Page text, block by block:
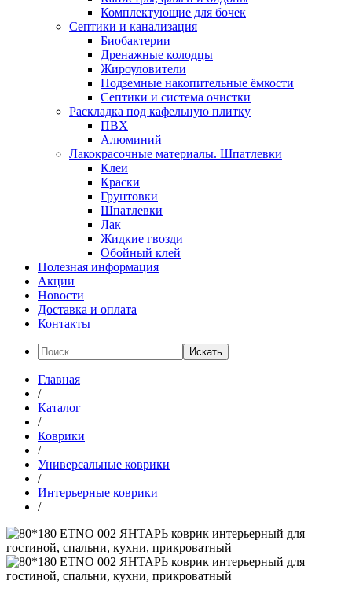
Комплектующие для бочек
Септики и канализация
Биобактерии
Дренажные колодцы
Жироуловители
Подземные накопительные ёмкости
Септики и система очистки
Раскладка под кафельную плитку
ПВХ
Алюминий
Лакокрасочные материалы. Шпатлевки
Клеи
Краски
Грунтовки
Шпатлевки
Лак
Жидкие гвозди
Обойный клей
Полезная информация
Акции
Новости
Доставка и оплата
Контакты
Искать
Главная
/
Каталог
/
Коврики
/
Универсальные коврики
/
Интерьерные коврики
/